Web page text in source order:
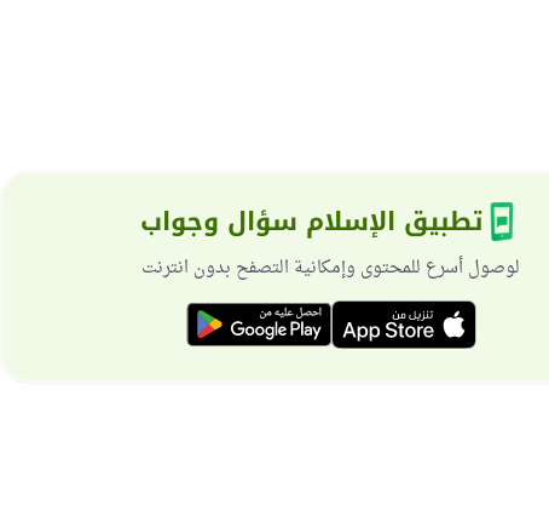
تطبيق الإسلام سؤال وجواب
لوصول أسرع للمحتوى وإمكانية التصفح بدون انترنت